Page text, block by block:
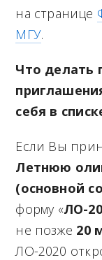
на странице
МГУ.
Что делать
себя в
Если Вы
Летнюю
(основной
форму «ЛО-
не позже 20
ЛО-2020